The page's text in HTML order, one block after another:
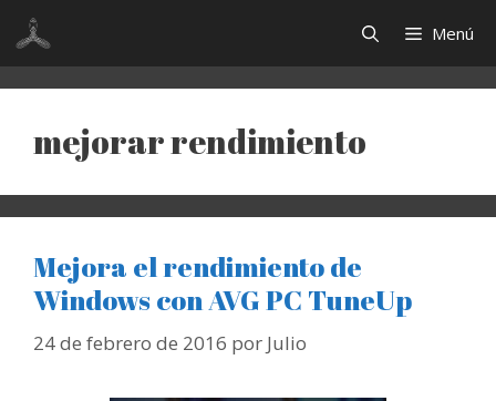
Saltar
contenido
Menú
mejorar rendimiento
Mejora el rendimiento de
Windows con AVG PC TuneUp
24 de febrero de 2016 por Julio